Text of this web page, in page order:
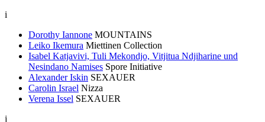
i
Dorothy Iannone MOUNTAINS
Leiko Ikemura Miettinen Collection
Isabel Katjavivi, Tuli Mekondjo, Vitjitua Ndjiharine und
Nesindano Namises Spore Initiative
Alexander Iskin SEXAUER
Carolin Israel Nizza
Verena Issel SEXAUER
j